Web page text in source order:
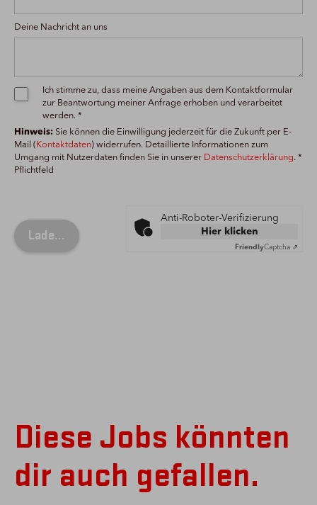
Deine Nachricht an uns
Ich stimme zu, dass meine Angaben aus dem Kontaktformular
zur Beantwortung meiner Anfrage erhoben und verarbeitet
werden. *
Hinweis: Sie können die Einwilligung jederzeit für die Zukunft per E-
Mail ( Kontaktdaten) widerrufen. Detaillierte Informationen zum
Umgang mit Nutzerdaten finden Sie in unserer Datenschutzerklärung. *
Pflichtfeld
Anti-Roboter-Verifizierung
Hier klicken
FriendlyCaptcha ⇗
Diese Jobs könnten
dir auch gefallen.